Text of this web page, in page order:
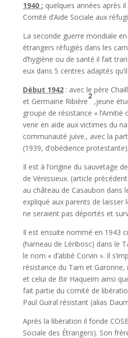
1940 : quelques années après
Comité d’Aide Sociale aux
La seconde guerre mondiale
étrangers réfugiés dans les
d’hygiène ou de santé il fait
eux dans 5 centres adaptés
Début 1942: avec le père
et Germaine Ribière
2
,jeune
groupe de résistance « l’Amitié
venir en aide aux victimes du
communauté juive., avec la
(1939, d’obédience protestante).
Il est à l’origine du sauvetage
de Vénissieux. (article
au château de Casaubon dans
expliqué aux parents de laisser
ne seraient pas déportés et
Il est ensuite nommé en 1943
(hameau de Léribosc) dans le
le nom « d’abbé Corvin ». Il
résistance du Tarn et Garonne,
et celui de Bir Haqueim ainsi
fait partie du comité de
Paul Guiral résistant (alias
Après la libération il fonde
Sociale des Étrangers). Son